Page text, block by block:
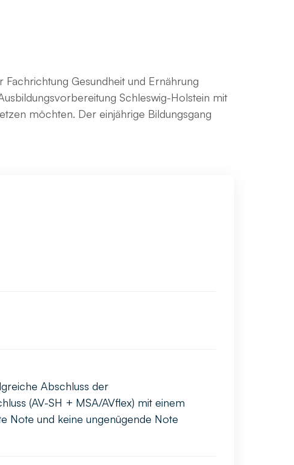
Gesundheit und Ernährung
Schleswig-Holstein mit
möchten. Der einjährige Bildungsgang
Abschluss der
(AV-SH + MSA/AVflex) mit einem
Note und keine ungenügende Note